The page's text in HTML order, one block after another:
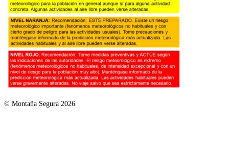
© Montaña Segura 2026